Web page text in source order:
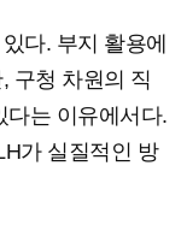
다. 부지 활용에
구청 차원의 직
다는 이유에서다.
가 실질적인 방